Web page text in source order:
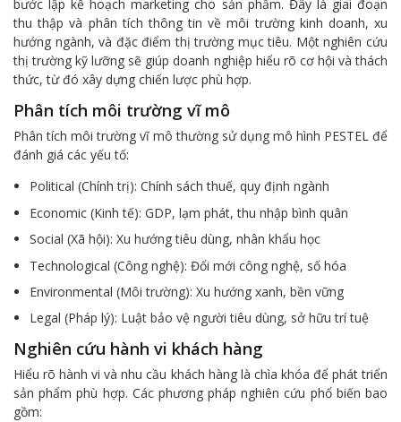
bước lập kế hoạch marketing cho sản phẩm. Đây là giai đoạn
thu thập và phân tích thông tin về môi trường kinh doanh, xu
hướng ngành, và đặc điểm thị trường mục tiêu. Một nghiên cứu
thị trường kỹ lưỡng sẽ giúp doanh nghiệp hiểu rõ cơ hội và thách
thức, từ đó xây dựng chiến lược phù hợp.
Phân tích môi trường vĩ mô
Phân tích môi trường vĩ mô thường sử dụng mô hình PESTEL để
đánh giá các yếu tố:
Political (Chính trị): Chính sách thuế, quy định ngành
Economic (Kinh tế): GDP, lạm phát, thu nhập bình quân
Social (Xã hội): Xu hướng tiêu dùng, nhân khẩu học
Technological (Công nghệ): Đổi mới công nghệ, số hóa
Environmental (Môi trường): Xu hướng xanh, bền vững
Legal (Pháp lý): Luật bảo vệ người tiêu dùng, sở hữu trí tuệ
Nghiên cứu hành vi khách hàng
Hiểu rõ hành vi và nhu cầu khách hàng là chìa khóa để phát triển
sản phẩm phù hợp. Các phương pháp nghiên cứu phổ biến bao
gồm: